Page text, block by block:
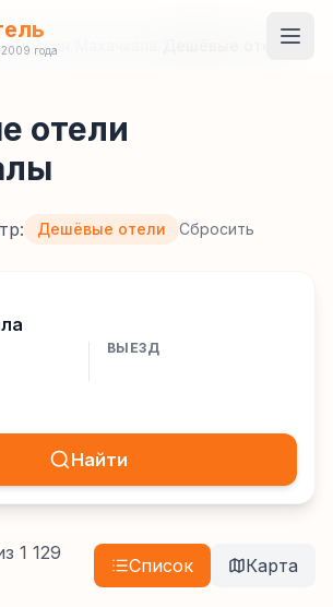
года
/Россия Дешёвые отели
отели
Дешёвые отели Сбросить
ВЫЕЗД
Найти
1 129
Список Карта